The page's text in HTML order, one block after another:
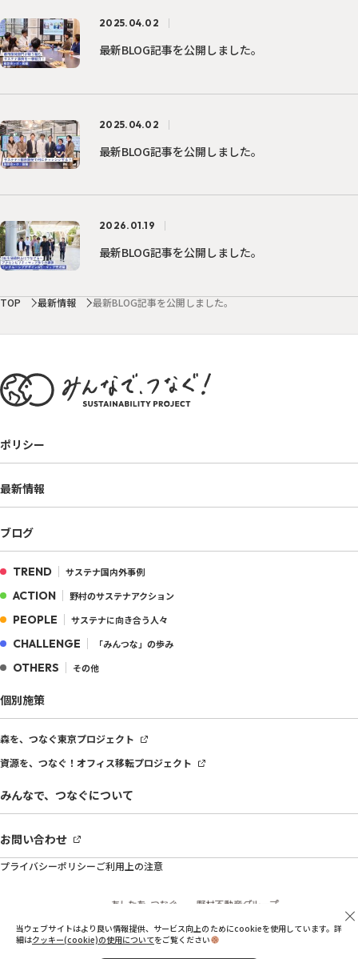
2025.04.02
最新BLOG記事を公開しました。
2025.04.02
最新BLOG記事を公開しました。
2026.01.19
最新BLOG記事を公開しました。
TOP 最新情報 最新BLOG記事を公開しました。
当ウェブサイトはより良い情報提供、サービス向上のためにcookieを使用しています。詳
細はクッキー(cookie)の使用についてをご覧ください
ポリシー
最新情報
ブログ
TREND サステナ国内外事例
ACTION 野村のサステナアクション
PEOPLE サステナに向き合う人々
CHALLENGE 「みんつな」の歩み
OTHERS その他
個別施策
森を、つなぐ東京プロジェクト
資源を、つなぐ！ オフィス移転プロジェクト
みんなで、つなぐについて
お問い合わせ
プライバシーポリシーご利用上の注意